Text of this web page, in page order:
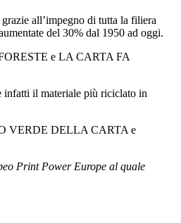
all’impegno di tutta la filiera
del 30% dal 1950 ad oggi.
e LA CARTA FA
il materiale più riciclato in
VERDE DELLA CARTA e
Print Power Europe al quale